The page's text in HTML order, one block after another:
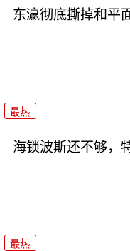
东瀛彻底撕掉和平
最热
海锁波斯还不够，
最热